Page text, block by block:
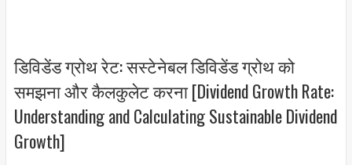
डिविडेंड ग्रोथ रेट: सस्टेनेबल डिविडेंड ग्रोथ को
समझना और कैलकुलेट करना [Dividend Growth Rate:
Understanding and Calculating Sustainable Dividend
Growth]